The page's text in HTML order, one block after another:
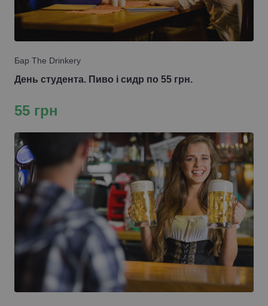
Бар The Drinkery
День студента. Пиво і сидр по 55 грн.
55 грн